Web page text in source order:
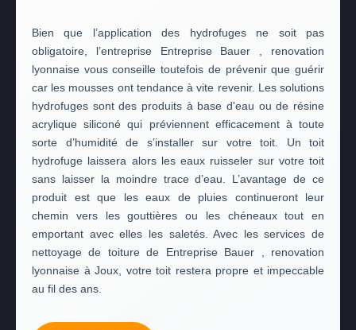
Bien que l’application des hydrofuges ne soit pas
obligatoire, l’entreprise Entreprise Bauer , renovation
lyonnaise vous conseille toutefois de prévenir que guérir
car les mousses ont tendance à vite revenir. Les solutions
hydrofuges sont des produits à base d'eau ou de résine
acrylique siliconé qui préviennent efficacement à toute
sorte d’humidité de s’installer sur votre toit. Un toit
hydrofuge laissera alors les eaux ruisseler sur votre toit
sans laisser la moindre trace d’eau. L’avantage de ce
produit est que les eaux de pluies continueront leur
chemin vers les gouttières ou les chéneaux tout en
emportant avec elles les saletés. Avec les services de
nettoyage de toiture de Entreprise Bauer , renovation
lyonnaise à Joux, votre toit restera propre et impeccable
au fil des ans.